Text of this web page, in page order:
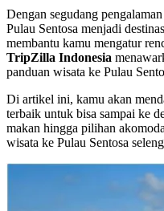
Dengan segudang
Pulau Sentosa menjadi
membantu kamu mengatur
TripZilla Indonesia
panduan wisata ke Pulau
Di artikel ini, kamu akan
terbaik untuk bisa sampai ke
makan hingga pilihan
wisata ke Pulau Sentosa